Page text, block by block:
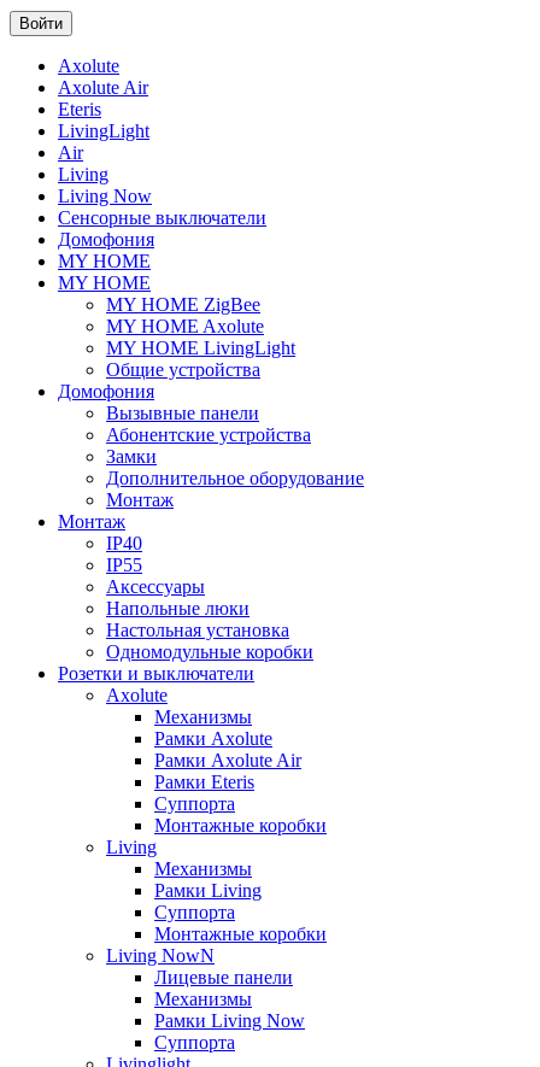
Axolute
Axolute Air
Eteris
LivingLight
Air
Living
Living Now
Сенсорные выключатели
Домофония
MY HOME
MY HOME
MY HOME ZigBee
MY HOME Axolute
MY HOME LivingLight
Общие устройства
Домофония
Вызывные панели
Абонентские устройства
Замки
Дополнительное оборудование
Монтаж
Монтаж
IP40
IP55
Аксессуары
Напольные люки
Настольная установка
Одномодульные коробки
Розетки и выключатели
Axolute
Механизмы
Рамки Axolute
Рамки Axolute Air
Рамки Eteris
Суппорта
Монтажные коробки
Living
Механизмы
Рамки Living
Суппорта
Монтажные коробки
Living NowN
Лицевые панели
Механизмы
Рамки Living Now
Суппорта